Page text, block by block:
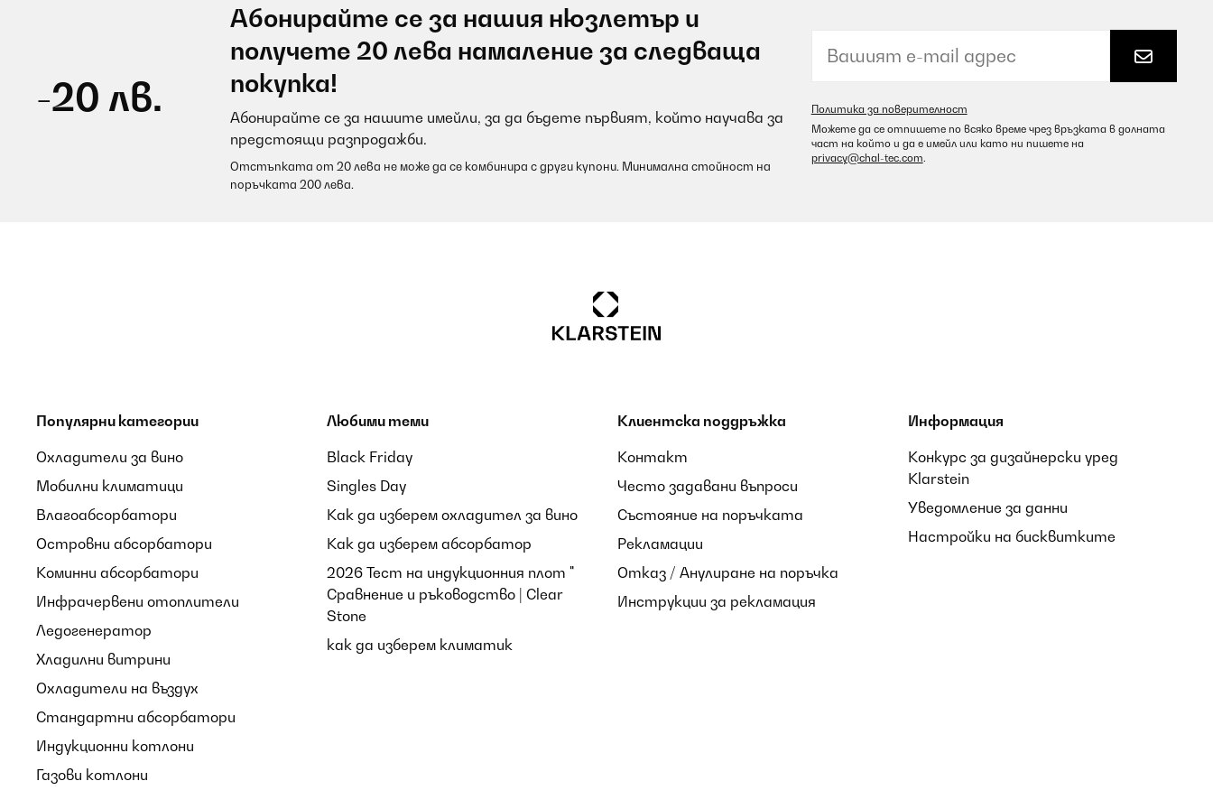
-20 лв.
Абонирайте се за нашия нюзлетър и
получете 20 лева намаление за следваща
покупка!
Абонирайте се за нашите имейли, за да бъдете първият, който научава за
предстоящи разпродажби.
Отстъпката от 20 лева не може да се комбинира с други купони. Минимална стойност на
поръчката 200 лева.
Политика за поверителност
Можете да се отпишете по всяко време чрез връзката в долната
част на който и да е имейл или като ни пишете на
privacy@chal-tec.com.
Популярни категории
Охладители за вино
Мобилни климатици
Влагоабсорбатори
Островни абсорбатори
Коминни абсорбатори
Инфрачервени отоплители
Ледогенератор
Хладилни витрини
Охладители на въздух
Стандартни абсорбатори
Индукционни котлони
Газови котлони
Любими теми
Black Friday
Singles Day
Как да изберем охладител за вино
Как да изберем абсорбатор
2026 Тест на индукционния плот "
Сравнение и ръководство | Clear
Stone
как да изберем климатик
Клиентска поддръжка
Контакт
Често задавани въпроси
Състояние на поръчката
Рекламации
Отказ / Анулиране на поръчка
Инструкции за рекламация
Информация
Конкурс за дизайнерски уред
Klarstein
Уведомление за данни
Настройки на бисквитките